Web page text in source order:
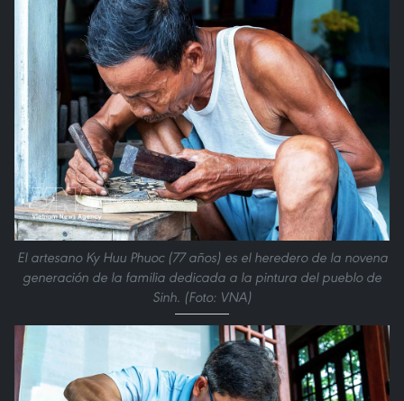
El artesano Ky Huu Phuoc (77 años) es el heredero de la novena
generación de la familia dedicada a la pintura del pueblo de
Sinh. (Foto: VNA)